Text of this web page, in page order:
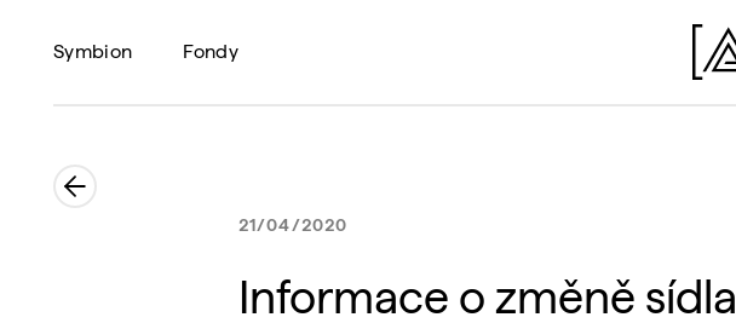
Symbion Fondy
21/04/2020
Informace o změně sídla